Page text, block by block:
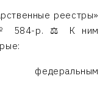
реестры»
№ 584-р. ⚖️ К ним